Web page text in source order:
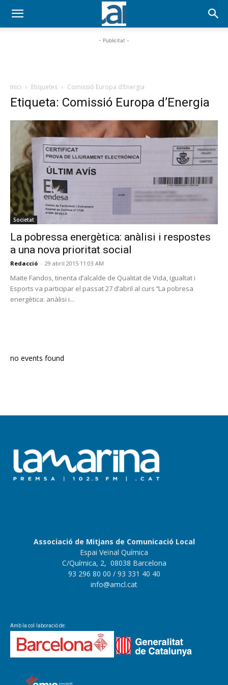
- Publicitat -
Inici Etiquetes Comissió Europa d’Energia
Etiqueta: Comissió Europa d’Energia
Societat
La pobressa energètica: anàlisi i respostes
a una nova prioritat social
Redacció - 29 abril 2015 11:03 AM
Maite Fandos, tinenta d’alcalde de Qualitat de Vida, Igualtat i
Esports va participar el passat 27 d’abril al curs ‘’La pobresa
energètica: anàlisi i...
no events found
Associació de Mitjans de Comunicació Local
Espai Veïnal Química
C/Química, 2, 08038 Barcelona
93 296 80 00 / 93 331 40 40
info@amcl.cat
Amb la col·laboració de: